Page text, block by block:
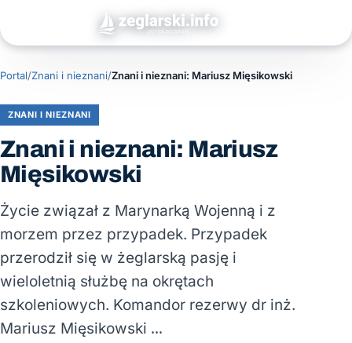
Portal/Znani i nieznani/Znani i nieznani: Mariusz Mięsikowski
ZNANI I NIEZNANI
Znani i nieznani: Mariusz
Mięsikowski
Życie związał z Marynarką Wojenną i z
morzem przez przypadek. Przypadek
przerodził się w żeglarską pasję i
wieloletnią służbę na okrętach
szkoleniowych. Komandor rezerwy dr inż.
Mariusz Mięsikowski …